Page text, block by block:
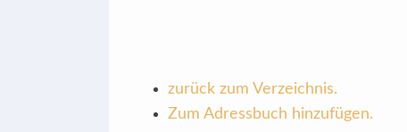
zurück zum Verzeichnis.
Zum Adressbuch hinzufügen.